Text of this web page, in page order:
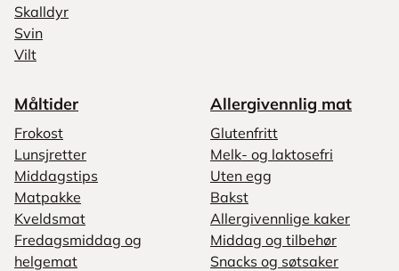
Skalldyr
Svin
Vilt
Måltider
Frokost
Lunsjretter
Middagstips
Matpakke
Kveldsmat
Fredagsmiddag og
helgemat
Allergivennlig mat
Glutenfritt
Melk- og laktosefri
Uten egg
Bakst
Allergivennlige kaker
Middag og tilbehør
Snacks og søtsaker